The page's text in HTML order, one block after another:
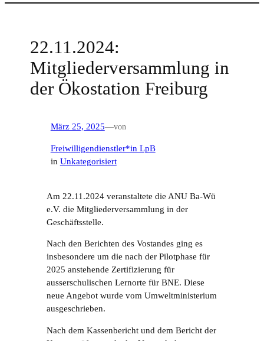
22.11.2024:
Mitgliederversammlung in
der Ökostation Freiburg
März 25, 2025—von
Freiwilligendienstler*in LpB
in Unkategorisiert
Am 22.11.2024 veranstaltete die ANU Ba-Wü
e.V. die Mitgliederversammlung in der
Geschäftsstelle.
Nach den Berichten des Vostandes ging es
insbesondere um die nach der Pilotphase für
2025 anstehende Zertifizierung für
ausserschulischen Lernorte für BNE. Diese
neue Angebot wurde vom Umweltministerium
ausgeschrieben.
Nach dem Kassenbericht und dem Bericht der